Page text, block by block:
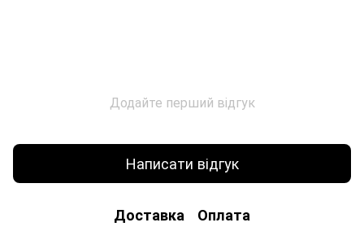
Додайте перший відгук
Написати відгук
Доставка Оплата